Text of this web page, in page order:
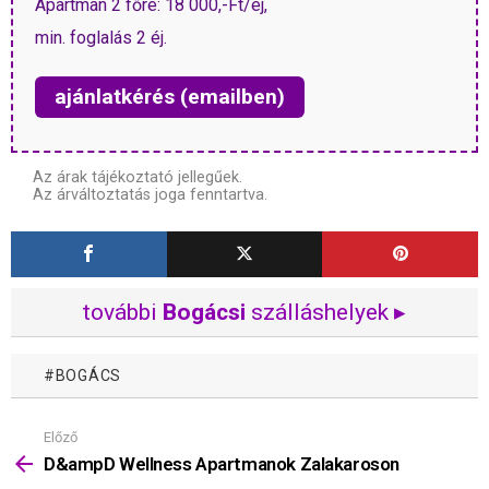
Apartman 2 főre: 18 000,-Ft/éj,
min. foglalás 2 éj.
ajánlatkérés (emailben)
Az árak tájékoztató jellegűek.
Az árváltoztatás joga fenntartva.
további Bogácsi szálláshelyek ▸
BOGÁCS
Mutass
többet
Előző
D&ampD Wellness Apartmanok Zalakaroson